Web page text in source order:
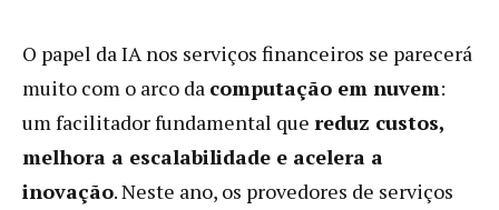
O papel da IA ​​nos serviços financeiros se parecerá
muito com o arco da computação em nuvem:
um facilitador fundamental que reduz custos,
melhora a escalabilidade e acelera a
inovação. Neste ano, os provedores de serviços